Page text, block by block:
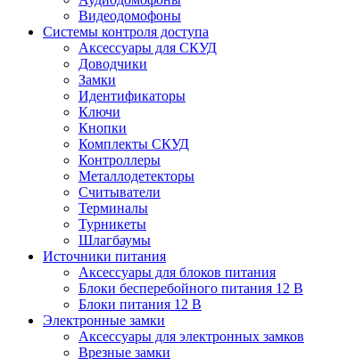
Видеодомофоны
Системы контроля доступа
Аксессуары для СКУД
Доводчики
Замки
Идентификаторы
Ключи
Кнопки
Комплекты СКУД
Контроллеры
Металлодетекторы
Считыватели
Терминалы
Турникеты
Шлагбаумы
Источники питания
Аксессуары для блоков питания
Блоки бесперебойного питания 12 В
Блоки питания 12 В
Электронные замки
Аксессуары для электронных замков
Врезные замки